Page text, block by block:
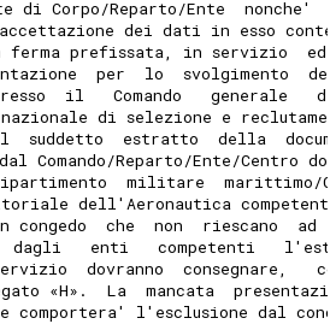
di Corpo/Reparto/Ente
dei dati in esso
ferma prefissata, in servizio
per  lo  svolgimento
il   Comando   generale
di selezione e
suddetto  estratto  della
Reparto/Ente/Centro
militare  marittimo/
dell'Aeronautica
congedo  che  non  riescano
dagli   enti   competenti
dovranno  consegnare,
«H».  La  mancata
comportera' l'esclusione dal